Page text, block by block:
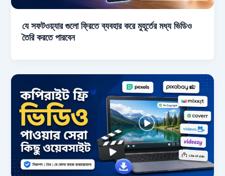
যে সফটওয়্যার গুলো ফ্রিতে ব্যবহার করে মুহূর্তের মধ্য ভিডিও
তৈরি করতে পারবেন